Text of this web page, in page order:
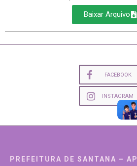
Baixar Arquivo
FACEBOOK
INSTAGRAM
PREFEITURA DE SANTANA – AP